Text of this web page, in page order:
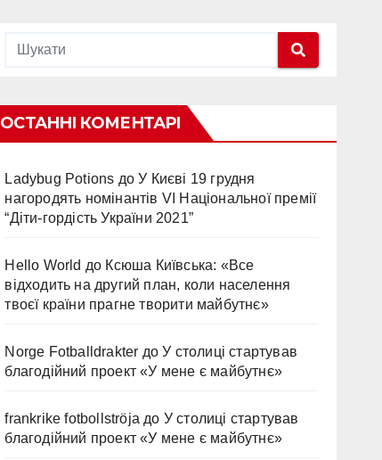
ОСТАННІ КОМЕНТАРІ
Ladybug Potions доУ Києві 19 грудня
нагородять номінантів VI Національної премії
“Діти-гордість України 2021”
Hello World до Ксюша Київська: «Все
відходить на другий план, коли населення
твоєї країни прагне творити майбутнє»
Norge Fotballdrakter доУ столиці стартував
благодійний проект «У мене є майбутнє»
frankrike fotbollströja до У столиці стартував
благодійний проект «У мене є майбутнє»